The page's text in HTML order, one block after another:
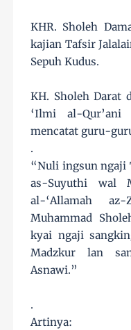
KHR. Sholeh
kajian Tafsir
Sepuh Kudus.
KH. Sholeh Darat
‘Ilmi al-
mencatat guru-
.
“Nuli ingsun ngaji
as-Suyuthi wal
al-‘Allamah
Muhammad
kyai ngaji
Madzkur lan
Asnawi.”
.
Artinya: